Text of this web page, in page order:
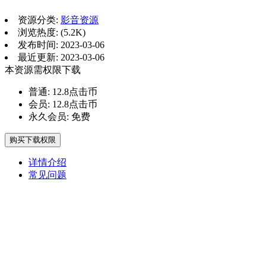
资源分类: 影音资源
浏览热度: (5.2K)
发布时间: 2023-03-06
最近更新: 2023-03-06
本资源需权限下载
普通: 12.8点击币
会员: 12.8点击币
永久会员: 免费
购买下载权限
详情介绍
常见问题